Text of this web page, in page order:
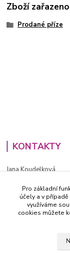
Zboží
Prodané příze
KONTAKTY
Jana Koudelková
PO - PÁ (8-16h)
info@decida.cz
Pro základní
účely a v
využíváme
cookies můžete